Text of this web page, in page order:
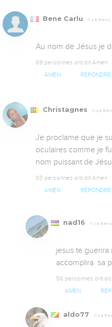
Bene Carlu Il y a 9
Au nom de Jésus je
69 personnes ont dit Amen
AMEN RÉPONDRE
Christagnes Il y a 9
Je proclame que je
oculaires comme je
nom puissant de
83 personnes ont dit Amen
AMEN RÉPONDRE
nad16 Il y a 9
jesus te guerira
accomplira  sa
58 personnes ont dit
AMEN
aldo77 Il y a 9